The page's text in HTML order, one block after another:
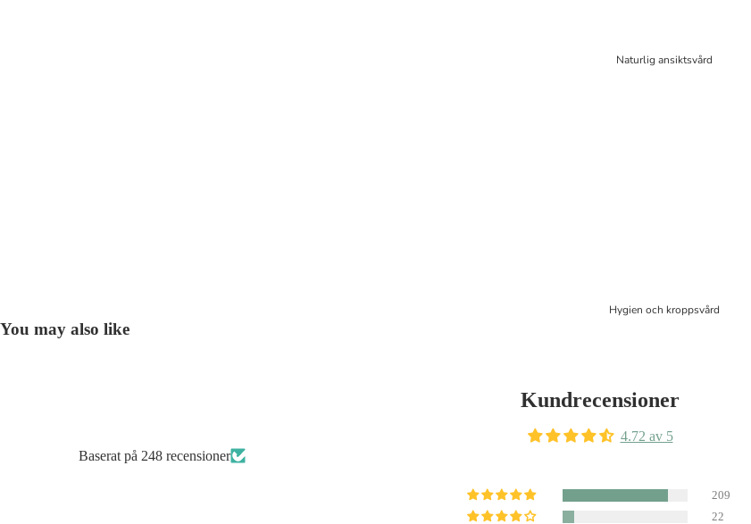
Naturlig ansiktsvård
Hygien och kroppsvård
You may also like
Kundrecensioner
4.72 av 5
Baserat på 248 recensioner
209
22